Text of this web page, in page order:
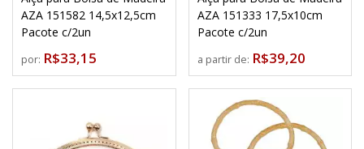
AZA 151582 14,5x12,5cm
Pacote c/2un
por: R$33,15
AZA 151333 17,5x10cm
Pacote c/2un
a partir de: R$39,20